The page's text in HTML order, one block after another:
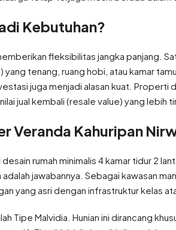
Kebutuhan?
fleksibilitas jangka panjang.
tenang, ruang hobi, atau kamar
juga menjadi alasan kuat. Properti
jual kembali (resale value) yang lebih
Veranda Kahuripan
rumah minimalis 4 kamar tidur 2
jawabannya. Sebagai kawasan
yang asri dengan infrastruktur kelas
Tipe Malvidia. Hunian ini dirancang